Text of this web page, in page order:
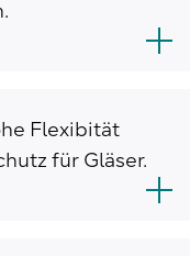
Flexibität
für Gläser.